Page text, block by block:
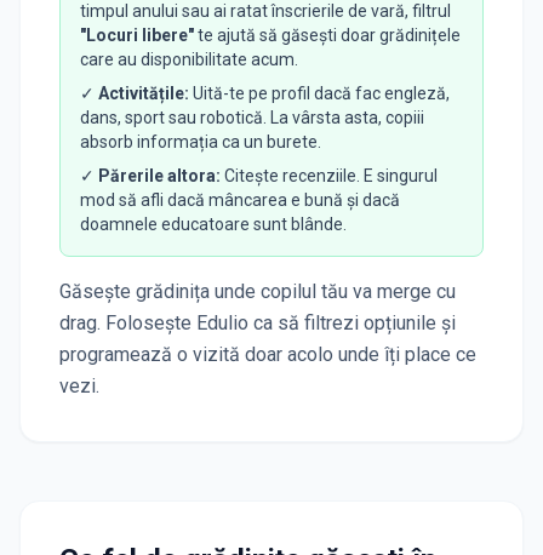
timpul anului sau ai ratat înscrierile de vară, filtrul
"Locuri libere"te ajută să găsești doar grădinițele
care au disponibilitate acum.
✓ Activitățile: Uită-te pe profil dacă fac engleză,
dans, sport sau robotică. La vârsta asta, copiii
absorb informația ca un burete.
✓ Părerile altora: Citește recenziile. E singurul
mod să afli dacă mâncarea e bună și dacă
doamnele educatoare sunt blânde.
Găsește grădinița unde copilul tău va merge cu
drag. Folosește Edulio ca să filtrezi opțiunile și
programează o vizită doar acolo unde îți place ce
vezi.